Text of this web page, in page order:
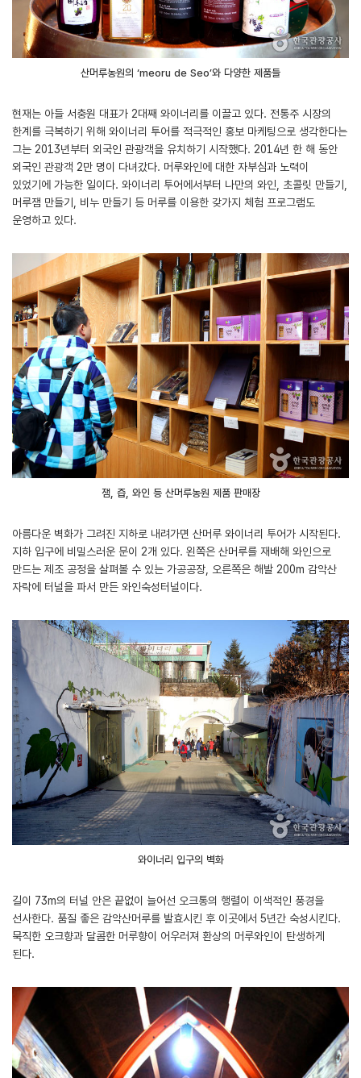
산머루농원의 ‘meoru de Seo’와 다양한 제품들
현재는 아들 서충원 대표가 2대째 와이너리를 이끌고 있다. 전통주 시장의
한계를 극복하기 위해 와이너리 투어를 적극적인 홍보 마케팅으로 생각한다는
그는 2013년부터 외국인 관광객을 유치하기 시작했다. 2014년 한 해 동안
외국인 관광객 2만 명이 다녀갔다. 머루와인에 대한 자부심과 노력이
있었기에 가능한 일이다. 와이너리 투어에서부터 나만의 와인, 초콜릿 만들기,
머루잼 만들기, 비누 만들기 등 머루를 이용한 갖가지 체험 프로그램도
운영하고 있다.
잼, 즙, 와인 등 산머루농원 제품 판매장
아름다운 벽화가 그려진 지하로 내려가면 산머루 와이너리 투어가 시작된다.
지하 입구에 비밀스러운 문이 2개 있다. 왼쪽은 산머루를 재배해 와인으로
만드는 제조 공정을 살펴볼 수 있는 가공공장, 오른쪽은 해발 200m 감악산
자락에 터널을 파서 만든 와인숙성터널이다.
와이너리 입구의 벽화
길이 73m의 터널 안은 끝없이 늘어선 오크통의 행렬이 이색적인 풍경을
선사한다. 품질 좋은 감악산머루를 발효시킨 후 이곳에서 5년간 숙성시킨다.
묵직한 오크향과 달콤한 머루향이 어우러져 환상의 머루와인이 탄생하게
된다.